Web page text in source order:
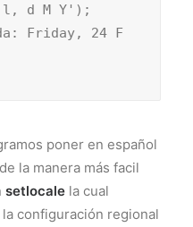
d M Y');
Friday, 24 F
poner en español
la manera más facil
setlocale la cual
configuración regional